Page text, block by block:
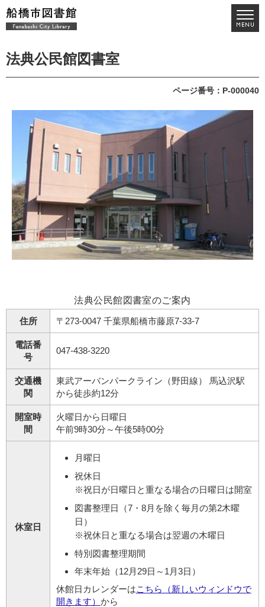
法典公民館図書室
ページ番号：P-000040
法典公民館図書室のご案内
住所 〒273-0047 千葉県船橋市藤原7-33-7
電話番
号
047-438-3220
交通機
関
東武アーバンパークライン（野田線） 馬込沢駅
から徒歩約12分
開室時
間
火曜日から日曜日
午前9時30分～午後5時00分
休室日
月曜日
祝休日
※祝日が日曜日と重なる場合の日曜日は開室
図書整理日（7・8月を除く毎月の第2木曜
日）
※祝休日と重なる場合は翌週の木曜日
特別図書整理期間
年末年始（12月29日～1月3日）
休館日カレンダーはこちら（新しいウィンドウで
開きます） から